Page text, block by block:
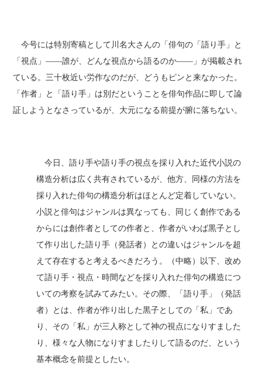
今号には特別寄稿として川名大さんの「俳句の「語り手」と
「視点」――誰が、どんな視点から語るのか――」が掲載され
ている。三十枚近い労作なのだが、どうもピンと来なかった。
「作者」と「語り手」は別だということを俳句作品に即して論
証しようとなさっているが、大元になる前提が腑に落ちない。
今日、語り手や語り手の視点を採り入れた近代小説の
構造分析は広く共有されているが、他方、同様の方法を
採り入れた俳句の構造分析はほとんど定着していない。
小説と俳句はジャンルは異なっても、同じく創作である
からには創作者としての作者と、作者がいわば黒子とし
て作り出した語り手（発話者）との違いはジャンルを超
えて存在すると考えるべきだろう。（中略）以下、改め
て語り手・視点・時間などを採り入れた俳句の構造につ
いての考察を試みてみたい。その際、「語り手」（発話
者）とは、作者が作り出した黒子としての「私」であ
り、その「私」が三人称として神の視点になりすました
り、様々な人物になりすましたりして語るのだ、という
基本概念を前提としたい。